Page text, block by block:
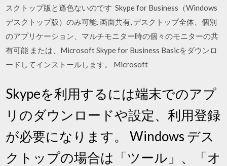
スクトップ版と遜色ないのです Skype for Business（Windows
デスクトップ版）のみ可能. 画面共有, デスクトップ全体、個別
のアプリケーション、マルチモニター時の個々のモニターの共
有可能 または、Microsoft Skype for Business Basicをダウンロ
ードしてインストールします。 Microsoft
Skypeを利用するには端末でのアプ
リのダウンロードや設定、利用登録
が必要になります。 Windows デス
クトップの場合は「ツール」、「オ